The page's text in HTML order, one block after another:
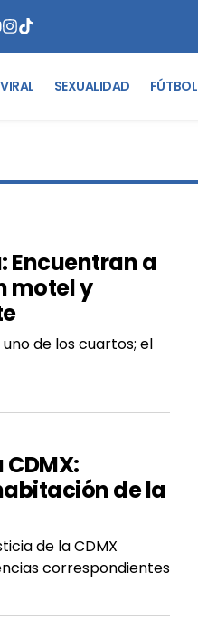
VIRAL SEXUALIDAD FÚTBOL
Encuentran a
motel y
de los cuartos; el
de la
de la CDMX
correspondientes